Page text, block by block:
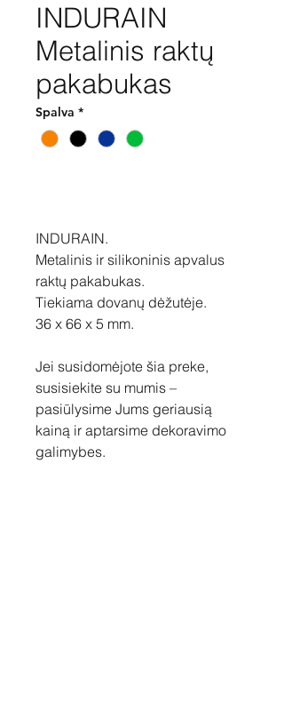
INDURAIN
Metalinis raktų
pakabukas
Spalva *
INDURAIN.
Metalinis ir silikoninis apvalus
raktų pakabukas.
Tiekiama dovanų dėžutėje.
36 x 66 x 5 mm.
Jei susidomėjote šia preke,
susisiekite su mumis –
pasiūlysime Jums geriausią
kainą ir aptarsime dekoravimo
galimybes.